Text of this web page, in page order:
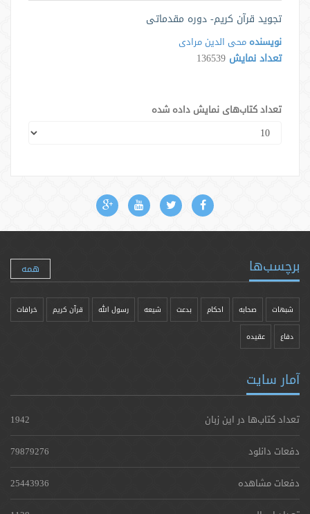
تجوید قرآن کریم- دوره مقدماتی
نویسنده محی الدین مرادی
تعداد نمایش 136539
تعداد کتاب‌های نمایش داده شده
برچسب‌ها همه
شبهات صحابه احکام بدعت شیعه رسول الله قرآن کریم خرافات
دفاع عقیده
آمار سایت
تعداد کتاب‌ها در این زبان
1942
دفعات دانلود
79879276
دفعات مشاهده
25443936